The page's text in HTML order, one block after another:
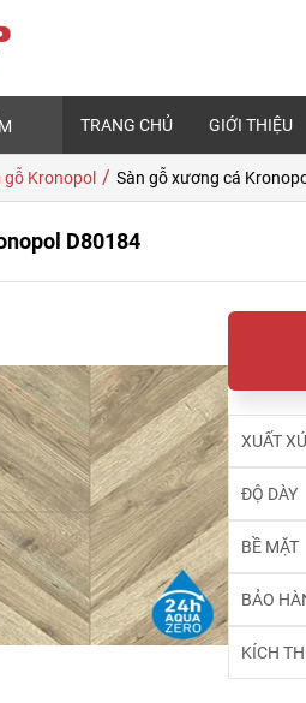
TRANG CHỦ GIỚI THIỆU
gỗ Kronopol / Sàn gỗ xương cá
D80184
XUẤT
ĐỘ DÀY
BỀ MẶT
BẢO
KÍCH